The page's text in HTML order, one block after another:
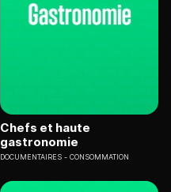
Chefs et haute
gastronomie
DOCUMENTAIRES CONSOMMATION